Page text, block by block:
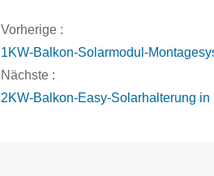
Vorherige :
1KW-Balkon-Solarmodul-
Nächste :
2KW-Balkon-Easy-Solarhalterung in